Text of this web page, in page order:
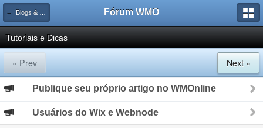
← Blogs & Flogs Fórum WMO
Tutoriais e Dicas
« Prev Next »
Publique seu próprio artigo no WMOnline
Usuários do Wix e Webnode